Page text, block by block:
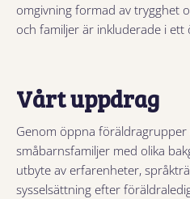
omgivning formad av trygghet
och familjer är inkluderade i ett
Vårt uppdrag
Genom öppna
småbarnsfamiljer med olika
utbyte av erfarenheter,
sysselsättning efter